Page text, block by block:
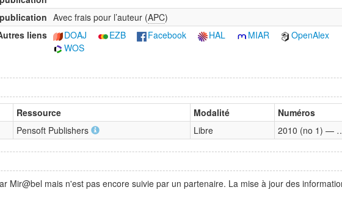
Avec frais pour l’auteur (APC)
liens
DOAJ EZB Facebook HAL MIAR OpenAlex
WOS
Ressource Modalité Numéros
Pensoft Publishers Libre 2010 (no 1) —
Mir@bel mais n'est pas encore suivie par un partenaire. La mise à jour des